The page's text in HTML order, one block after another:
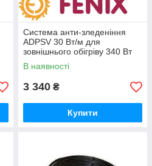
Система анти-зледеніння
ADPSV 30 Вт/м для
зовнішнього обігріву 340 Вт
В наявності
3 340 ₴
Купити